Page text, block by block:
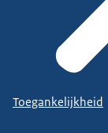
Toegankelijkheid